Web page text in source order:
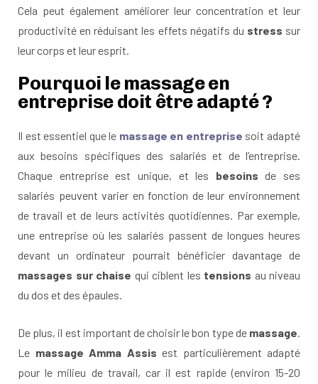
Cela peut également améliorer leur concentration et leur
productivité en réduisant les effets négatifs du stress sur
leur corps et leur esprit.
Pourquoi le massage en
entreprise doit être adapté ?
Il est essentiel que le massage en entreprise soit adapté
aux besoins spécifiques des salariés et de l’entreprise.
Chaque entreprise est unique, et les besoins de ses
salariés peuvent varier en fonction de leur environnement
de travail et de leurs activités quotidiennes. Par exemple,
une entreprise où les salariés passent de longues heures
devant un ordinateur pourrait bénéficier davantage de
massages sur chaise qui ciblent les tensions au niveau
du dos et des épaules.
De plus, il est important de choisir le bon type de massage.
Le massage Amma Assis est particulièrement adapté
pour le milieu de travail, car il est rapide (environ 15-20